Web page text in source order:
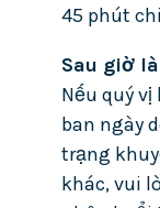
45 phút
Sau giờ
Nếu quý
ban ngày
trạng
khác, vui